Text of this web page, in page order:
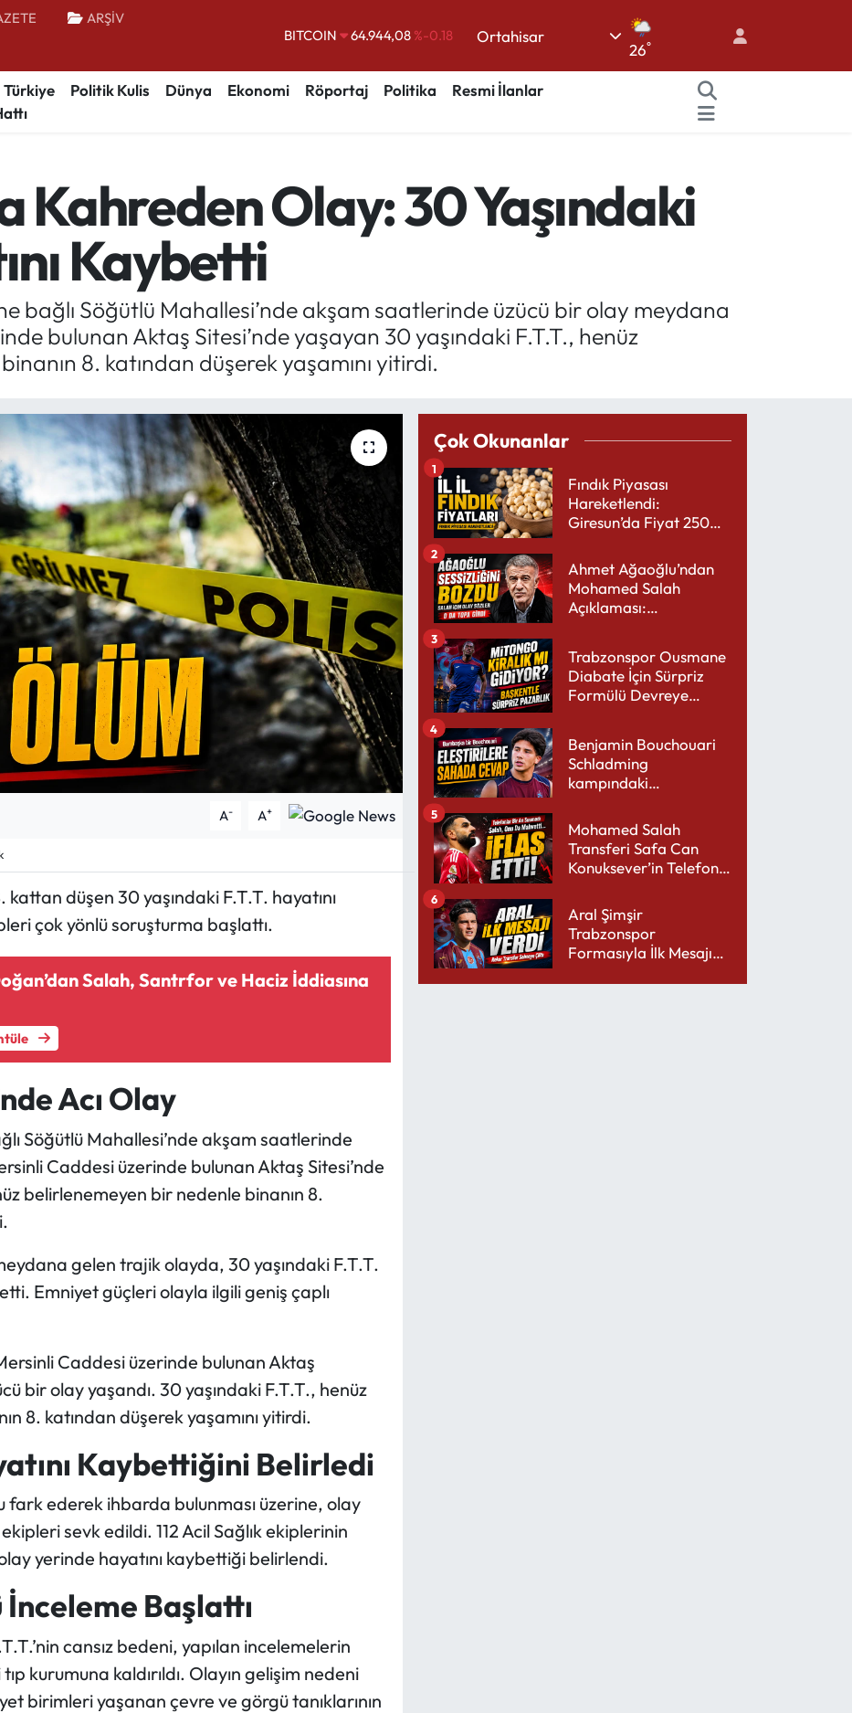
ARŞİV
EURO
55,2510%0.32
BİST100
13.779%-14
Ortahisar
26°
Türkiye Politik Kulis Dünya Ekonomi Röportaj Politika
Resmi İlanlar
Kahreden Olay: 30 Yaşındaki
Kaybetti
bağlı Söğütlü Mahallesi’nde akşam saatlerinde üzücü bir olay meydana
bulunan Aktaş Sitesi’nde yaşayan 30 yaşındaki F.T.T., henüz
8. katından düşerek yaşamını yitirdi.
A- A+
düşen 30 yaşındaki F.T.T. hayatını
çok yönlü soruşturma başlattı.
Salah, Santrfor ve Haciz İddiasına
Acı Olay
Söğütlü Mahallesi’nde akşam saatlerinde
Caddesi üzerinde bulunan Aktaş Sitesi’nde
belirlenemeyen bir nedenle binanın 8.
gelen trajik olayda, 30 yaşındaki F.T.T.
Emniyet güçleri olayla ilgili geniş çaplı
Caddesi üzerinde bulunan Aktaş
bir olay yaşandı. 30 yaşındaki F.T.T., henüz
8. katından düşerek yaşamını yitirdi.
Kaybettiğini Belirledi
ederek ihbarda bulunması üzerine, olay
sevk edildi. 112 Acil Sağlık ekiplerinin
yerinde hayatını kaybettiği belirlendi.
Başlattı
cansız bedeni, yapılan incelemelerin
kurumuna kaldırıldı. Olayın gelişim nedeni
birimleri yaşanan çevre ve görgü tanıklarının
Çok Okunanlar
Fındık Piyasası
Hareketlendi:
Giresun’da Fiyat 250
1
Ahmet Ağaoğlu’ndan
Mohamed Salah
Açıklaması:
2
Trabzonspor Ousmane
Diabate İçin Sürpriz
Formülü Devreye
3
Benjamin Bouchouari
Schladming
kampındaki
4
Mohamed Salah
Transferi Safa Can
Konuksever’in Telefon
5
Aral Şimşir
Trabzonspor
Formasıyla İlk Mesajını
6